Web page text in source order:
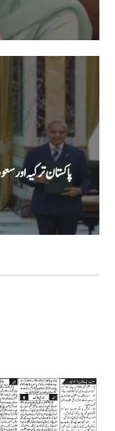
پاکستان ترکیہ اور